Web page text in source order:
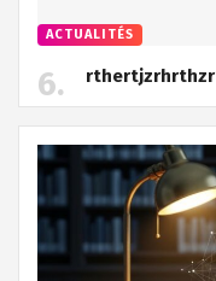
ACTUALITÉS
rthertjzrhrthzr